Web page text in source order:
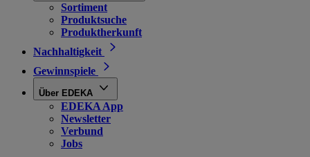
Sortiment
Produktsuche
Produktherkunft
Nachhaltigkeit
Gewinnspiele
Über EDEKA
EDEKA App
Newsletter
Verbund
Jobs